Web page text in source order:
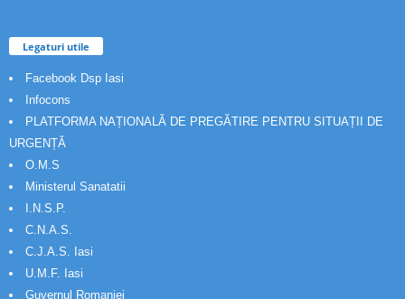
Legaturi utile
Facebook Dsp Iasi
Infocons
PLATFORMA NAȚIONALĂ DE PREGĂTIRE PENTRU SITUAȚII DE
URGENȚĂ
O.M.S
Ministerul Sanatatii
I.N.S.P.
C.N.A.S.
C.J.A.S. Iasi
U.M.F. Iasi
Guvernul Romaniei